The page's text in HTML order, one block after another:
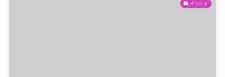
イベント